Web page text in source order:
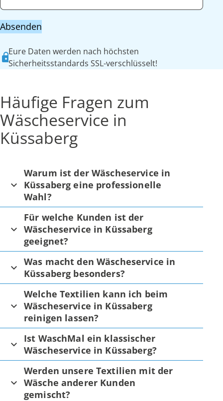
Absenden
Eure Daten werden nach höchsten
Sicherheitsstandards SSL-verschlüsselt!
Häufige Fragen zum
Wäscheservice in
Küssaberg
Warum ist der Wäscheservice in
Küssaberg eine professionelle
Wahl?
Für welche Kunden ist der
Wäscheservice in Küssaberg
geeignet?
Was macht den Wäscheservice in
Küssaberg besonders?
Welche Textilien kann ich beim
Wäscheservice in Küssaberg
reinigen lassen?
Ist WaschMal ein klassischer
Wäscheservice in Küssaberg?
Werden unsere Textilien mit der
Wäsche anderer Kunden
gemischt?